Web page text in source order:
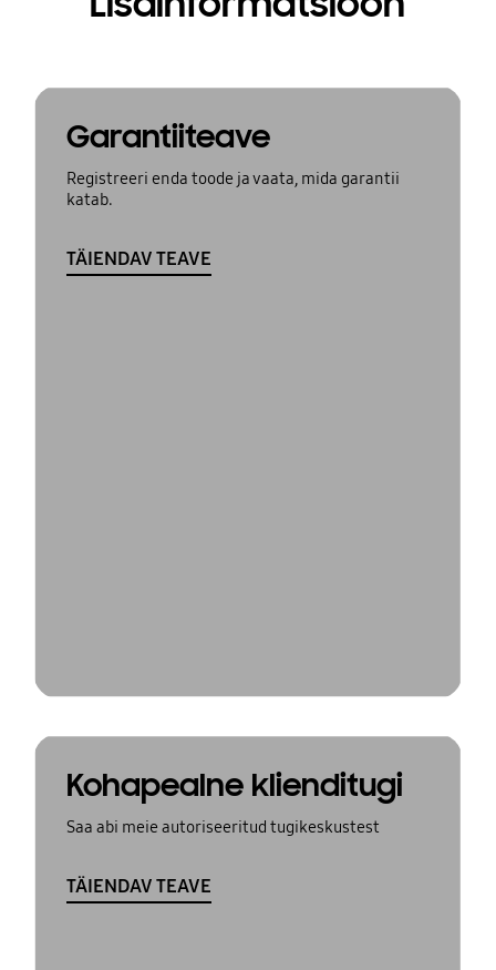
Garantiiteave
Registreeri enda toode ja vaata, mida garantii
katab.
TÄIENDAV TEAVE
Kohapealne klienditugi
Saa abi meie autoriseeritud tugikeskustest
TÄIENDAV TEAVE